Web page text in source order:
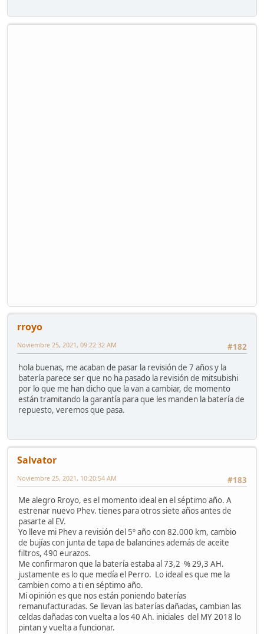
rroyo
#182
Noviembre 25, 2021, 09:22:32 AM
hola buenas, me acaban de pasar la revisión de 7 años y la
batería parece ser que no ha pasado la revisión de mitsubishi
por lo que me han dicho que la van a cambiar, de momento
están tramitando la garantía para que les manden la batería de
repuesto, veremos que pasa.
Salvator
#183
Noviembre 25, 2021, 10:20:54 AM
Me alegro Rroyo, es el momento ideal en el séptimo año. A
estrenar nuevo Phev. tienes para otros siete años antes de
pasarte al EV.
Yo lleve mi Phev a revisión del 5º año con 82.000 km, cambio
de bujías con junta de tapa de balancines además de aceite
filtros, 490 eurazos.
Me confirmaron que la batería estaba al 73,2 % 29,3 AH.
justamente es lo que medía el Perro. Lo ideal es que me la
cambien como a ti en séptimo año.
Mi opinión es que nos están poniendo baterías
remanufacturadas. Se llevan las baterías dañadas, cambian las
celdas dañadas con vuelta a los 40 Ah. iniciales del MY 2018 lo
pintan y vuelta a funcionar.